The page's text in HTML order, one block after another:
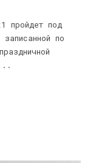
пройдет под
по